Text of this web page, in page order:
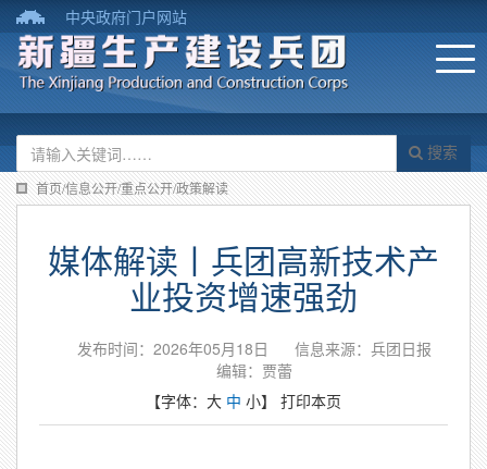
中央政府门户网站
搜索
首页/信息公开/重点公开/政策解读
媒体解读丨兵团高新技术产
业投资增速强劲
发布时间：2026年05月18日
信息来源：兵团日报
编辑：贾蕾
【字体： 大 中 小】 打印本页